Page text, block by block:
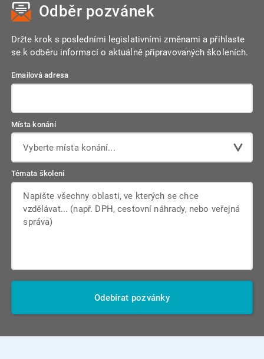
podávání výkazů i nový systém JMHZ. To má zajistit hladký
náběh, odchytání případných "porodních bolestí" a
minimalizovat rizika pro zaměstnavatele.
Odběr pozvánek
Držte krok s posledními legislativními změnami a přihlaste
se k odběru informací o aktuálně připravovaných školeních.
Emailová adresa
Místa konání
Vyberte místa konání...
Témata školení
Odebírat pozvánky